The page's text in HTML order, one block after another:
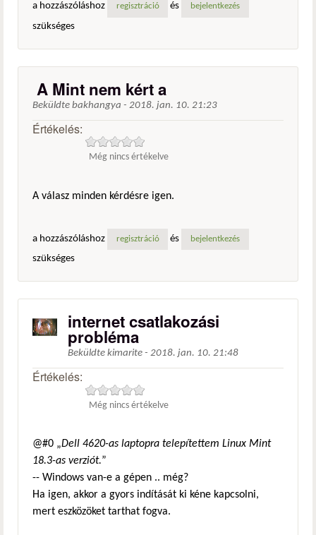
a hozzászóláshoz regisztráció és bejelentkezés
szükséges
A Mint nem kért a
Beküldte bakhangya - 2018. jan. 10. 21:23
Értékelés:
Még nincs értékelve
A válasz minden kérdésre igen.
a hozzászóláshoz regisztráció és bejelentkezés
szükséges
internet csatlakozási
probléma
Beküldte kimarite - 2018. jan. 10. 21:48
Értékelés:
Még nincs értékelve
@#0 „Dell 4620-as laptopra telepítettem Linux Mint
18.3-as verziót.”
-- Windows van-e a gépen .. még?
Ha igen, akkor a gyors indítását ki kéne kapcsolni,
mert eszközöket tarthat fogva.